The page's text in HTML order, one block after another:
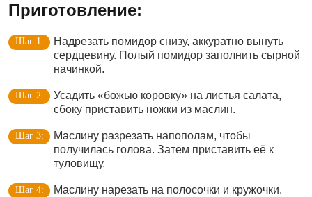
Приготовление:
Надрезать помидор снизу, аккуратно вынуть
сердцевину. Полый помидор заполнить сырной
начинкой.
Усадить «божью коровку» на листья салата,
сбоку приставить ножки из маслин.
Маслину разрезать напополам, чтобы
получилась голова. Затем приставить её к
туловищу.
Маслину нарезать на полосочки и кружочки.